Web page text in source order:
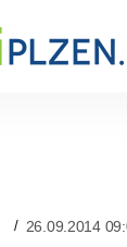
26.09.2014